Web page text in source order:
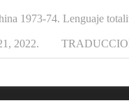
1973-74. Lenguaje
2022.